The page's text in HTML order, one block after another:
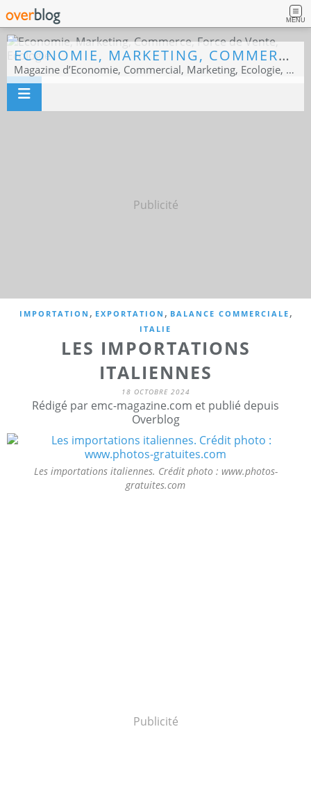
MENU
ECONOMIE, MARKETING, COMMERCE, FORCE DE VENTE, ECOLOGIE
Magazine d’Economie, Commercial, Marketing, Ecologie, Sport business
Publicité
IMPORTATION , EXPORTATION , BALANCE COMMERCIALE ,
ITALIE
LES IMPORTATIONS
ITALIENNES
18 OCTOBRE 2024
Rédigé par emc-magazine.com et publié depuis
Overblog
Les importations italiennes. Crédit photo : www.photos-
gratuites.com
Publicité